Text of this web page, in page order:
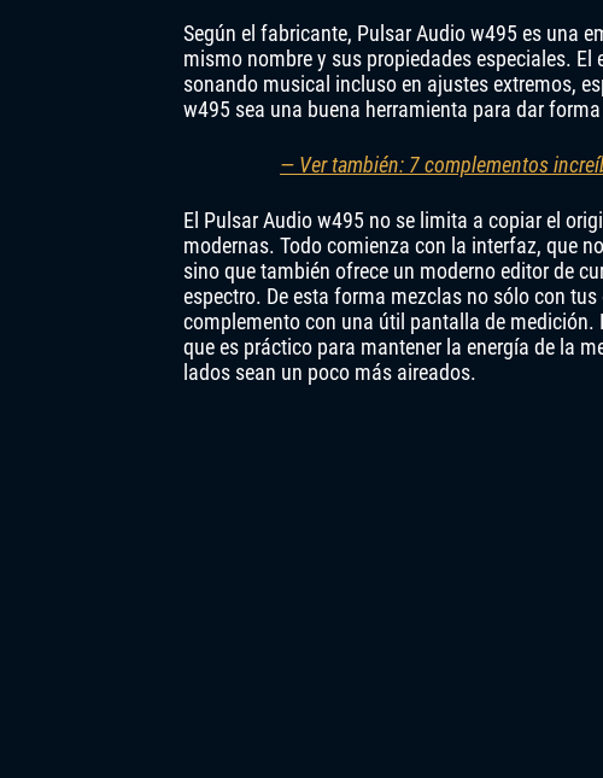
Según el fabricante, Pulsar Audio w495 es una
mismo nombre y sus propiedades especiales.
sonando musical incluso en ajustes extremos,
w495 sea una buena herramienta para dar
— Ver también: 7 complementos
El Pulsar Audio w495 no se limita a copiar el
modernas. Todo comienza con la interfaz, que
sino que también ofrece un moderno editor de
espectro. De esta forma mezclas no sólo con
complemento con una útil pantalla de
que es práctico para mantener la energía de la
lados sean un poco más aireados.